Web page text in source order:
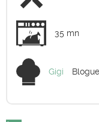
35 mn
Gigi